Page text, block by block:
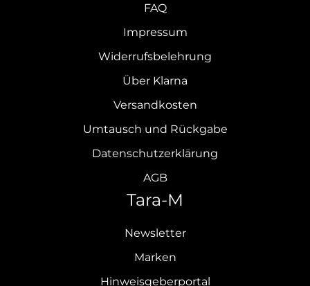
FAQ
Impressum
Widerrufsbelehrung
Über Klarna
Versandkosten
Umtausch und Rückgabe
Datenschutzerklärung
AGB
Tara-M
Newsletter
Marken
Hinweisgeberportal